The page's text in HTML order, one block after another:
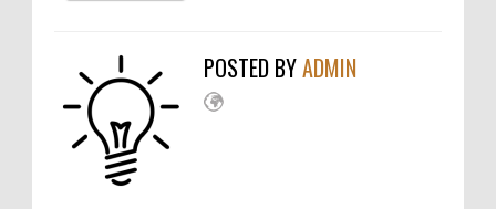
POSTED BYADMIN